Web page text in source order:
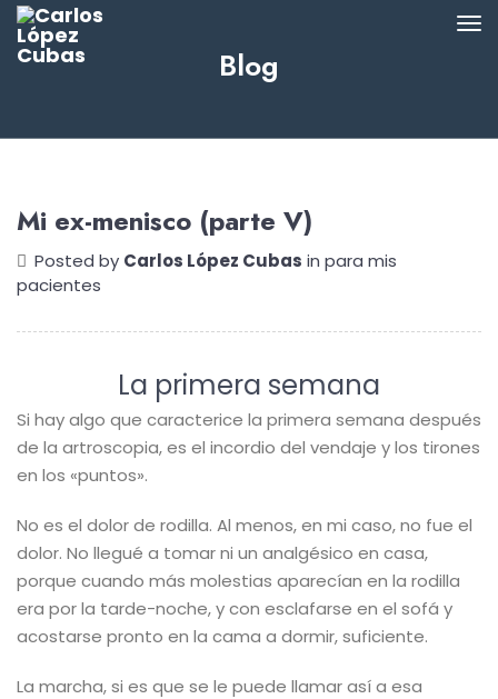
Blog
Mi ex-menisco (parte V)
Posted by Carlos López Cubas in para mis
pacientes
La primera semana
Si hay algo que caracterice la primera semana después
de la artroscopia, es el incordio del vendaje y los tirones
en los «puntos».
No es el dolor de rodilla. Al menos, en mi caso, no fue el
dolor. No llegué a tomar ni un analgésico en casa,
porque cuando más molestias aparecían en la rodilla
era por la tarde-noche, y con esclafarse en el sofá y
acostarse pronto en la cama a dormir, suficiente.
La marcha, si es que se le puede llamar así a esa